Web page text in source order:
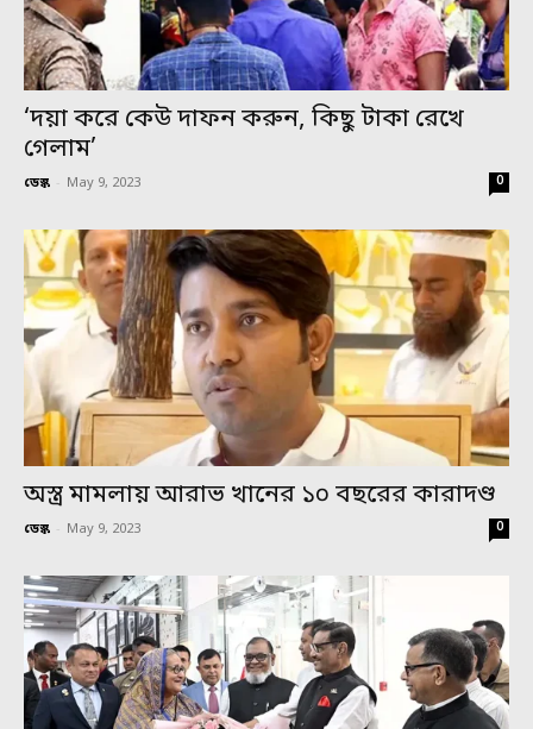
‘দয়া করে কেউ দাফন করুন, কিছু টাকা রেখে
গেলাম’
ডেস্ক - May 9, 2023 0
অস্ত্র মামলায় আরাভ খানের ১০ বছরের কারাদণ্ড
ডেস্ক - May 9, 2023 0